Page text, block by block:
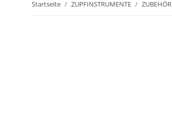
Startseite ZUPFINSTRUMENTE ZUBEHÖR